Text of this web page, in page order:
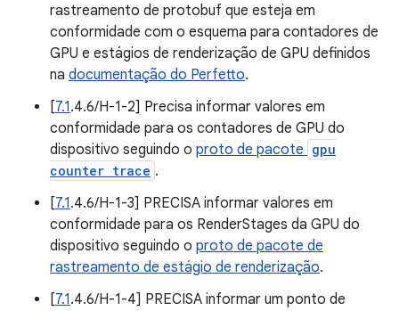
rastreamento de protobuf que esteja em
conformidade com o esquema para contadores de
GPU e estágios de renderização de GPU definidos
na documentação do Perfetto.
[7.1.4.6/H-1-2] Precisa informar valores em
conformidade para os contadores de GPU do
dispositivo seguindo o proto de pacote gpu
counter trace .
[7.1.4.6/H-1-3] PRECISA informar valores em
conformidade para os RenderStages da GPU do
dispositivo seguindo o proto de pacote de
rastreamento de estágio de renderização.
[7.1.4.6/H-1-4] PRECISA informar um ponto de